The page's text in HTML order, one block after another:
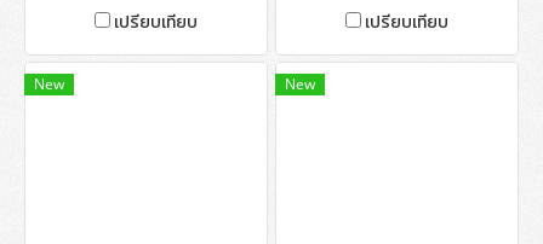
เปรียบเทียบ
เปรียบเทียบ
New New